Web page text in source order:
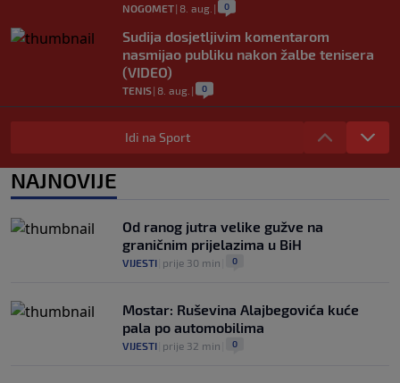
NOGOMET| 8. aug. | 0
Sudija dosjetljivim komentarom
nasmijao publiku nakon žalbe tenisera
(VIDEO)
TENIS| 8. aug. | 0
Haos u Irskoj: Navijač utrčao na teren i
nasrnuo na gostujuće fudbalere (VIDEO)
Lionela Messija
NOGOMET |8. aug. 0
Idi na Sport
NAJNOVIJE
Od ranog jutra velike gužve na
graničnim prijelazima u BiH
VIJESTI prije 30 min 0
Mostar: Ruševina Alajbegovića kuće
pala po automobilima
VIJESTI prije 32 min 0